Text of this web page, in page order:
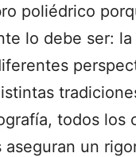
poliédrico
lo debe ser: la
todos los
aseguran un